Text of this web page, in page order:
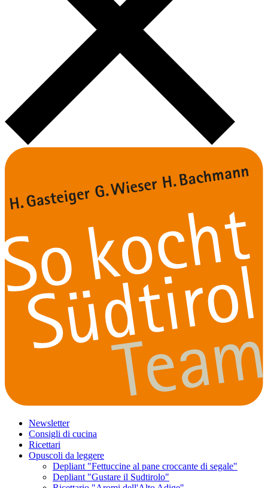
Newsletter
Consigli di cucina
Ricettari
Opuscoli da leggere
Depliant "Fettuccine al pane croccante di segale"
Depliant "Gustare il Sudtirolo"